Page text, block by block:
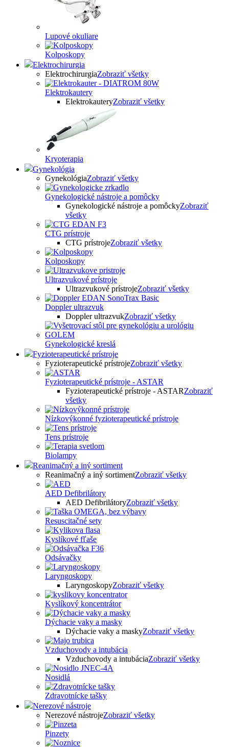
Lupové okuliare
Kolposkopy
Elektrochirurgia
ElektrochirurgiaZobraziť všetky
Elektrokautery
ElektrokauteryZobraziť všetky
Kryoterapia
Gynekológia
GynekológiaZobraziť všetky
Gynekologické nástroje a pomôcky
Gynekologické nástroje a pomôckyZobraziť
všetky
CTG prístroje
CTG prístrojeZobraziť všetky
Kolposkopy
Ultrazvukové prístroje
Ultrazvukové prístrojeZobraziť všetky
Doppler ultrazvuk
Doppler ultrazvukZobraziť všetky
Gynekologické kreslá
Fyzioterapeutické prístroje
Fyzioterapeutické prístrojeZobraziť všetky
Fyzioterapeutické prístroje - ASTAR
Fyzioterapeutické prístroje - ASTARZobraziť
všetky
Nízkovýkonné fyzioterapeutické prístroje
Tens prístroje
Biolampy
Reanimačný a iný sortiment
Reanimačný a iný sortimentZobraziť všetky
AED Defibrilátory
AED DefibrilátoryZobraziť všetky
Resuscitačné sety
Kyslíkové fľaše
Odsávačky
Laryngoskopy
LaryngoskopyZobraziť všetky
Kyslíkový koncentrátor
Dýchacie vaky a masky
Dýchacie vaky a maskyZobraziť všetky
Vzduchovody a intubácia
Vzduchovody a intubáciaZobraziť všetky
Nosidlá
Zdravotnícke tašky
Nerezové nástroje
Nerezové nástrojeZobraziť všetky
Pinzety